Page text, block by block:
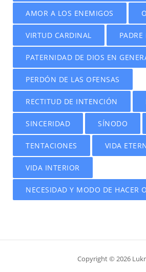
AMOR A LOS ENEMIGOS
VIRTUD CARDINAL PADRE
PATERNIDAD DE DIOS EN
PERDÓN DE LAS OFENSAS
RECTITUD DE INTENCIÓN
SINCERIDAD SÍNODO
TENTACIONES VIDA
VIDA INTERIOR
NECESIDAD Y MODO DE HACER
Copyright © 2026